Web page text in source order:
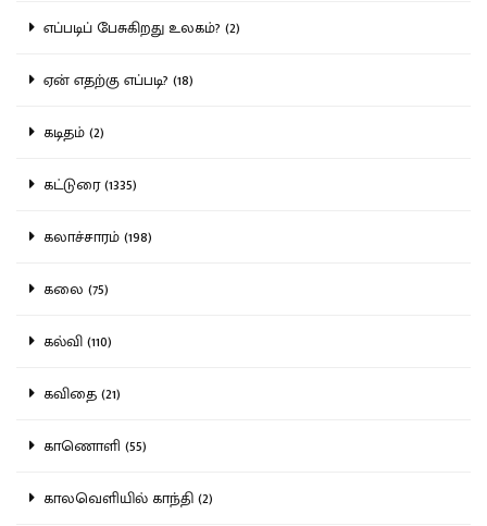
எப்படிப் பேசுகிறது உலகம்? (2)
ஏன் எதற்கு எப்படி? (18)
கடிதம் (2)
கட்டுரை (1335)
கலாச்சாரம் (198)
கலை (75)
கல்வி (110)
கவிதை (21)
காணொளி (55)
காலவெளியில் காந்தி (2)